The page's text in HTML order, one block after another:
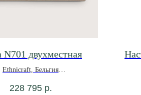
двухместная
Ethnicraft, Бельгия
228 795 р.